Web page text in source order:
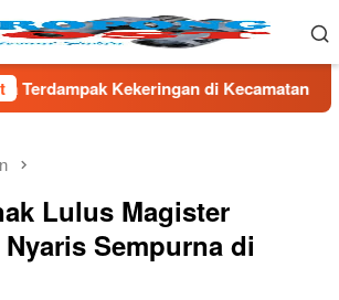
Kronjo Sambut HUT RI
Lulus Magister
Sempurna di